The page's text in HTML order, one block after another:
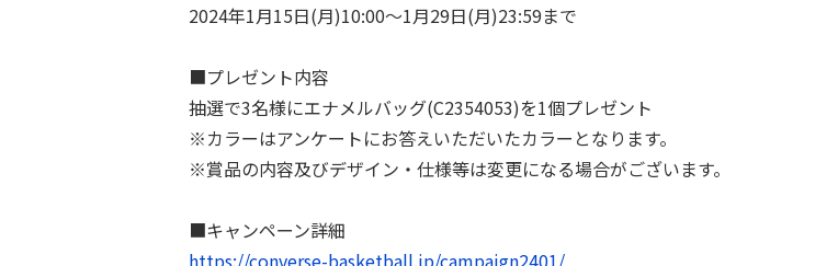
2024年1⽉15⽇(⽉)10:00〜1⽉29⽇(⽉)23:59まで
■プレゼント内容
抽選で3名様にエナメルバッグ(C2354053)を1個プレゼント
※カラーはアンケートにお答えいただいたカラーとなります。
※賞品の内容及びデザイン・仕様等は変更になる場合がございます。
■キャンペーン詳細